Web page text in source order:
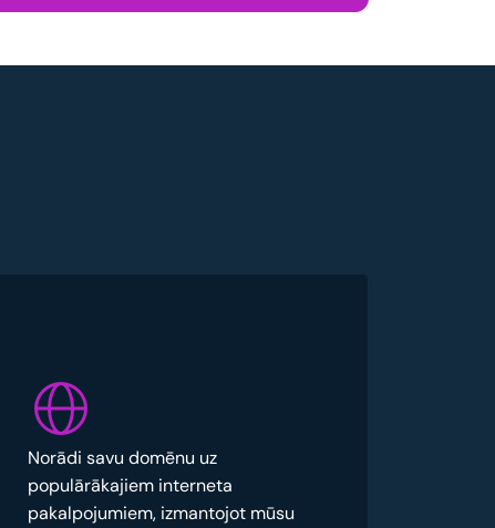
Norādi savu domēnu uz
populārākajiem interneta
pakalpojumiem, izmantojot mūsu